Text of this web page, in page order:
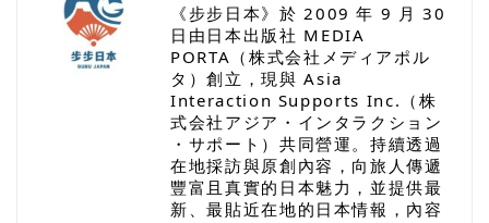
《步步日本》於 2009 年 9 月 30
日由日本出版社 MEDIA
PORTA（株式会社メディアポル
タ）創立，現與 Asia
Interaction Supports Inc.（株
式会社アジア・インタラクション
・サポート）共同營運。持續透過
在地採訪與原創內容，向旅人傳遞
豐富且真實的日本魅力，並提供最
新、最貼近在地的日本情報，內容